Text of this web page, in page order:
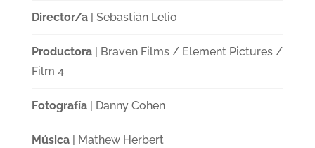
Director/a| Sebastián Lelio
Productora| Braven Films / Element Pictures /
Film 4
Fotografía| Danny Cohen
Música| Mathew Herbert